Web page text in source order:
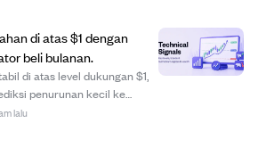
di atas $1 dengan
beli bulanan.
di atas level dukungan $1,
penurunan kecil ke
Agustus. Analisis
lalu